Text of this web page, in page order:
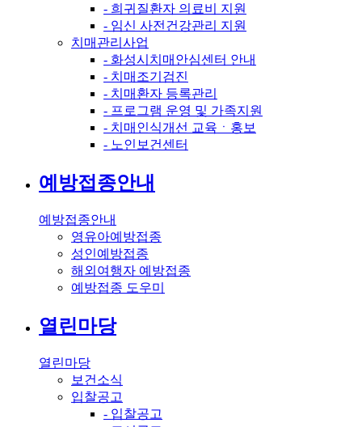
- 희귀질환자 의료비 지원
- 임신 사전건강관리 지원
치매관리사업
- 화성시치매안심센터 안내
- 치매조기검진
- 치매환자 등록관리
- 프로그램 운영 및 가족지원
- 치매인식개선 교육ㆍ홍보
- 노인보건센터
예방접종안내
예방접종안내
영유아예방접종
성인예방접종
해외여행자 예방접종
예방접종 도우미
열린마당
열린마당
보건소식
입찰공고
- 입찰공고